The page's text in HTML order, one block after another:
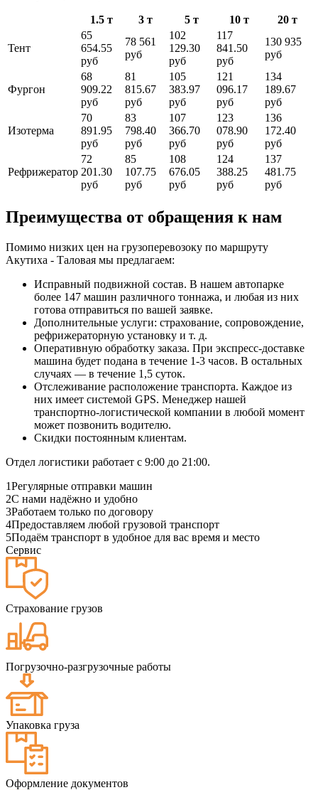
1.5 т 3 т 5 т 10 т 20 т
Тент
65
654.55
руб
78 561
руб
102
129.30
руб
117
841.50
руб
130 935
руб
Фургон
68
909.22
руб
81
815.67
руб
105
383.97
руб
121
096.17
руб
134
189.67
руб
Изотерма
70
891.95
руб
83
798.40
руб
107
366.70
руб
123
078.90
руб
136
172.40
руб
Рефрижератор
72
201.30
руб
85
107.75
руб
108
676.05
руб
124
388.25
руб
137
481.75
руб
Преимущества от обращения к нам
Помимо низких цен на грузоперевозоку по маршруту
Акутиха - Таловая мы предлагаем:
Исправный подвижной состав. В нашем автопарке
более 147 машин различного тоннажа, и любая из них
готова отправиться по вашей заявке.
Дополнительные услуги: страхование, сопровождение,
рефрижераторную установку и т. д.
Оперативную обработку заказа. При экспресс-доставке
машина будет подана в течение 1-3 часов. В остальных
случаях — в течение 1,5 суток.
Отслеживание расположение транспорта. Каждое из
них имеет системой GPS. Менеджер нашей
транспортно-логистической компании в любой момент
может позвонить водителю.
Скидки постоянным клиентам.
Отдел логистики работает с 9:00 до 21:00.
1Регулярные отправки машин
2С нами надёжно и удобно
3Работаем только по договору
4Предоставляем любой грузовой транспорт
5Подаём транспорт в удобное для вас время и место
Сервис
Страхование грузов
Погрузочно-разгрузочные работы
Упаковка груза
Оформление документов